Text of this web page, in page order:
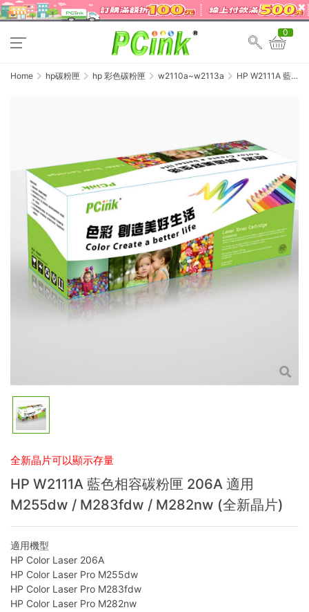
0
Home hp碳粉匣 hp 彩色碳粉匣 w2110a~w2113a
HP W2111A 藍
全新晶片可以顯示存量
HP W2111A 藍色相容碳粉匣 206A 適用
M255dw / M283fdw / M282nw (全新晶片)
適用機型
HP Color Laser 206A
HP Color Laser Pro M255dw
HP Color Laser Pro M283fdw
HP Color Laser Pro M282nw